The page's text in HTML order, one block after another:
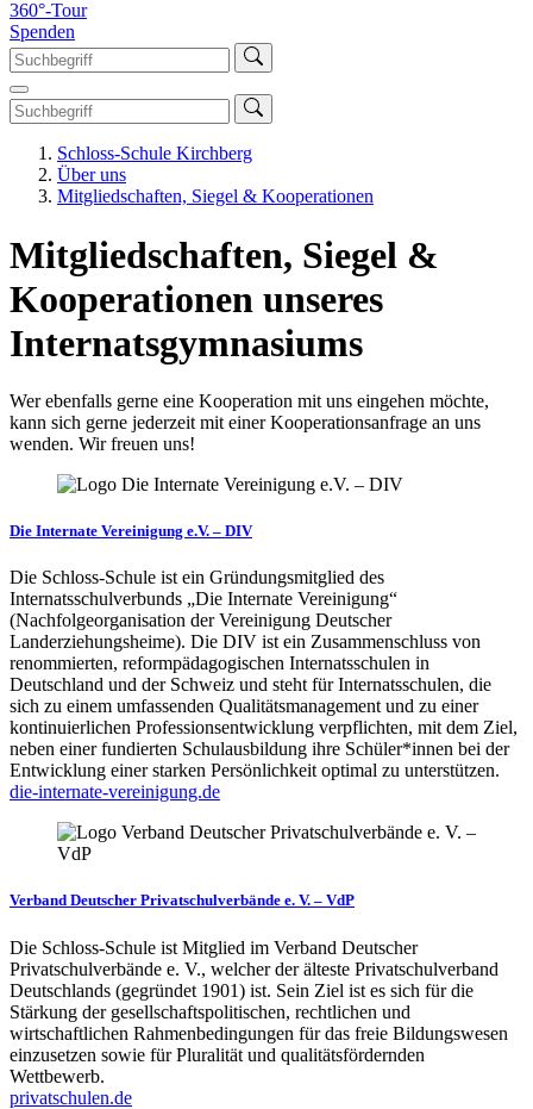
360°-Tour
Spenden
Schloss-Schule Kirchberg
Über uns
Mitgliedschaften, Siegel & Kooperationen
Mitgliedschaften, Siegel &
Kooperationen unseres
Internatsgymnasiums
Wer ebenfalls gerne eine Kooperation mit uns eingehen möchte,
kann sich gerne jederzeit mit einer Kooperationsanfrage an uns
wenden. Wir freuen uns!
Die Internate Vereinigung e.V. – DIV
Die Schloss-Schule ist ein Gründungsmitglied des
Internatsschulverbunds „Die Internate Vereinigung“
(Nachfolgeorganisation der Vereinigung Deutscher
Landerziehungsheime). Die DIV ist ein Zusammenschluss von
renommierten, reformpädagogischen Internatsschulen in
Deutschland und der Schweiz und steht für Internatsschulen, die
sich zu einem umfassenden Qualitätsmanagement und zu einer
kontinuierlichen Professionsentwicklung verpflichten, mit dem Ziel,
neben einer fundierten Schulausbildung ihre Schüler*innen bei der
Entwicklung einer starken Persönlichkeit optimal zu unterstützen.
die-internate-vereinigung.de
Verband Deutscher Privatschulverbände e. V. – VdP
Die Schloss-Schule ist Mitglied im Verband Deutscher
Privatschulverbände e. V., welcher der älteste Privatschulverband
Deutschlands (gegründet 1901) ist. Sein Ziel ist es sich für die
Stärkung der gesellschaftspolitischen, rechtlichen und
wirtschaftlichen Rahmenbedingungen für das freie Bildungswesen
einzusetzen sowie für Pluralität und qualitätsfördernden
Wettbewerb.
privatschulen.de